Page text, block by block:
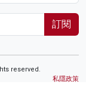
訂閱
reserved.
私隱政策